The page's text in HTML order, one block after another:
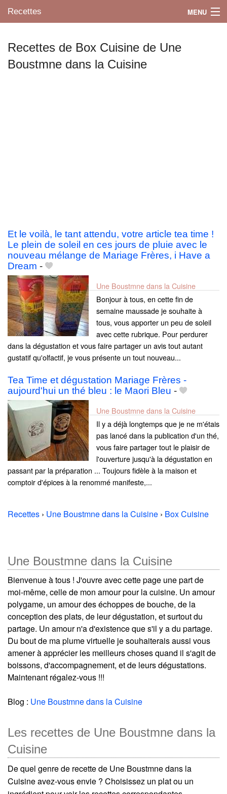
Recettes MENU
Mes blogs préférés
Recettes de Box Cuisine de Une
Boustmne dans la Cuisine
Et le voilà, le tant attendu, votre article tea time !
Le plein de soleil en ces jours de pluie avec le
nouveau mélange de Mariage Frères, i Have a
Dream -
Une Boustmne dans la Cuisine
Bonjour à tous, en cette fin de
semaine maussade je souhaite à
tous, vous apporter un peu de soleil
avec cette rubrique. Pour perdurer
dans la dégustation et vous faire partager un avis tout autant
gustatif qu'olfactif, je vous présente un tout nouveau...
Tea Time et dégustation Mariage Frères -
aujourd'hui un thé bleu : le Maori Bleu -
Une Boustmne dans la Cuisine
Il y a déjà longtemps que je ne m'étais
pas lancé dans la publication d'un thé,
vous faire partager tout le plaisir de
l'ouverture jusqu'à la dégustation en
passant par la préparation ... Toujours fidèle à la maison et
comptoir d'épices à la renommé manifeste,...
Recettes › Une Boustmne dans la Cuisine › Box Cuisine
Une Boustmne dans la Cuisine
Bienvenue à tous ! J'ouvre avec cette page une part de
moi-même, celle de mon amour pour la cuisine. Un amour
polygame, un amour des échoppes de bouche, de la
conception des plats, de leur dégustation, et surtout du
partage. Un amour n'a d'existence que s'il y a du partage.
Du bout de ma plume virtuelle je souhaiterais aussi vous
amener à apprécier les meilleurs choses quand il s'agit de
boissons, d'accompagnement, et de leurs dégustations.
Maintenant régalez-vous !!!
Blog : Une Boustmne dans la Cuisine
Les recettes de Une Boustmne dans la
Cuisine
De quel genre de recette de Une Boustmne dans la
Cuisine avez-vous envie ? Choisissez un plat ou un